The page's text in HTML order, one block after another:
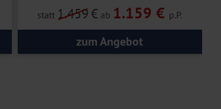
statt 1.459€ ab 1.159 € p.P.
zum Angebot